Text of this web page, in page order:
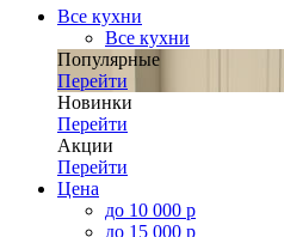
Все кухни
Все кухни
Популярные
Перейти
Новинки
Перейти
Акции
Перейти
Цена
до 10 000 р
до 15 000 р